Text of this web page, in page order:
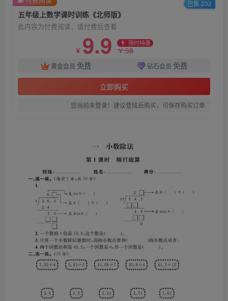
五年级上数学课时训练《北师版》
此内容为付费阅读，请付费后查看
￥ 9.9 限时特惠
￥38
黄金会员 免费 钻石会员 免费
立即购买
您当前未登录！建议登陆后购买，可保存购买订单
已售 232